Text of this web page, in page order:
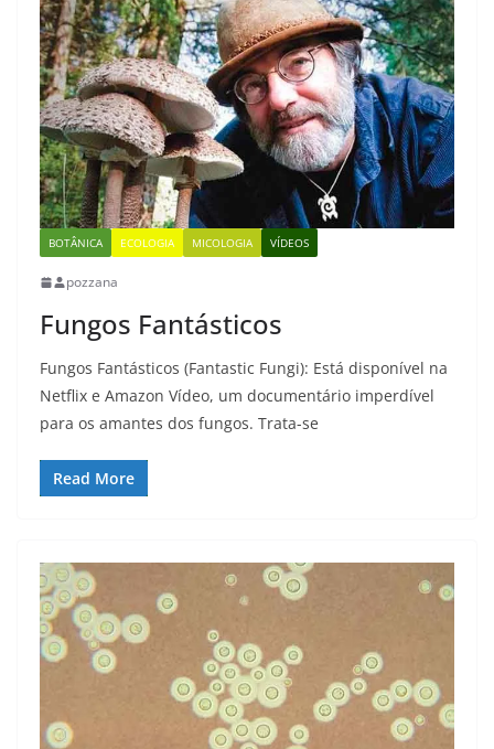
BOTÂNICA ECOLOGIA MICOLOGIA VÍDEOS
pozzana
Fungos Fantásticos
Fungos Fantásticos (Fantastic Fungi): Está disponível na
Netflix e Amazon Vídeo, um documentário imperdível
para os amantes dos fungos. Trata-se
Read More